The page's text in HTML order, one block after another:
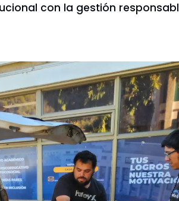
con la gestión